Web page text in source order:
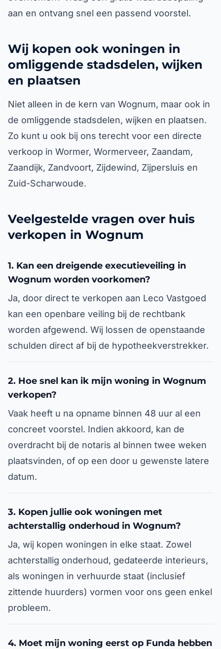
aan en ontvang snel een passend voorstel.
Wij kopen ook woningen in
omliggende stadsdelen, wijken
en plaatsen
Niet alleen in de kern van Wognum, maar ook in
de omliggende stadsdelen, wijken en plaatsen.
Zo kunt u ook bij ons terecht voor een directe
verkoop in Wormer, Wormerveer, Zaandam,
Zaandijk, Zandvoort, Zijdewind, Zijpersluis en
Zuid-Scharwoude.
Veelgestelde vragen over huis
verkopen in Wognum
1. Kan een dreigende executieveiling in
Wognum worden voorkomen?
Ja, door direct te verkopen aan Leco Vastgoed
kan een openbare veiling bij de rechtbank
worden afgewend. Wij lossen de openstaande
schulden direct af bij de hypotheekverstrekker.
2. Hoe snel kan ik mijn woning in Wognum
verkopen?
Vaak heeft u na opname binnen 48 uur al een
concreet voorstel. Indien akkoord, kan de
overdracht bij de notaris al binnen twee weken
plaatsvinden, of op een door u gewenste latere
datum.
3. Kopen jullie ook woningen met
achterstallig onderhoud in Wognum?
Ja, wij kopen woningen in elke staat. Zowel
achterstallig onderhoud, gedateerde interieurs,
als woningen in verhuurde staat (inclusief
zittende huurders) vormen voor ons geen enkel
probleem.
4. Moet mijn woning eerst op Funda hebben